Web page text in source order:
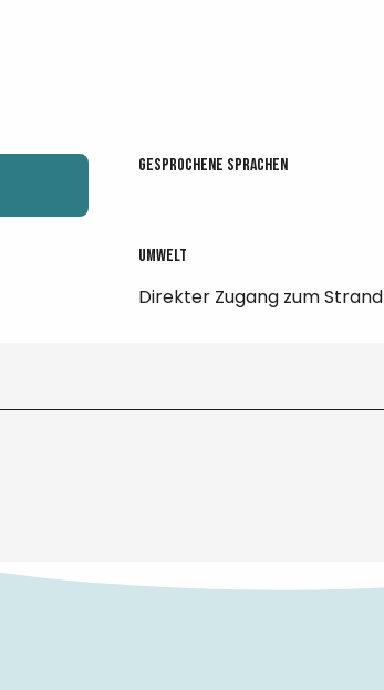
Gesprochene Sprachen
Gesprochene Sprachen
Umwelt
Umwelt
Direkter Zugang zum Strand